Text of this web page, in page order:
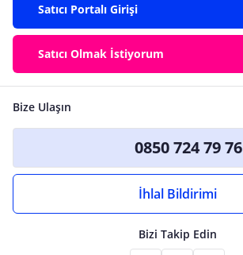
Satıcı Portalı Girişi
Satıcı Olmak İstiyorum
Bize Ulaşın
0850 724 79 76
İhlal Bildirimi
Bizi Takip Edin